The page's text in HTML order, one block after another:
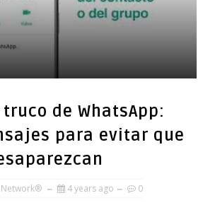
de WhatsApp:
para evitar que
Network® 4 years ago 0